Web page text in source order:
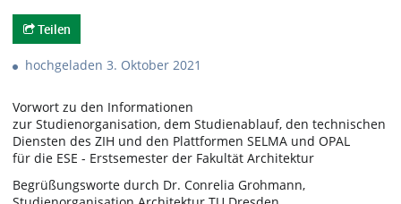
Teilen
hochgeladen 3. Oktober 2021
Vorwort zu den Informationen
zur Studienorganisation, dem Studienablauf, den technischen
Diensten des ZIH und den Plattformen SELMA und OPAL
für die ESE - Erstsemester der Fakultät Architektur
Begrüßungsworte durch Dr. Conrelia Grohmann,